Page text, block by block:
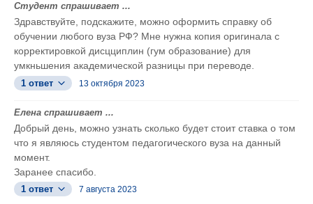
Студент спрашивает ...
Здравствуйте, подскажите, можно оформить справку об
обучении любого вуза РФ? Мне нужна копия оригинала с
корректировкой дисцциплин (гум образование) для
умкньшения академической разницы при переводе.
1 ответ 13 октября 2023
Елена спрашивает ...
Добрый день, можно узнать сколько будет стоит ставка о том
что я являюсь студентом педагогического вуза на данный
момент.
Заранее спасибо.
1 ответ 7 августа 2023